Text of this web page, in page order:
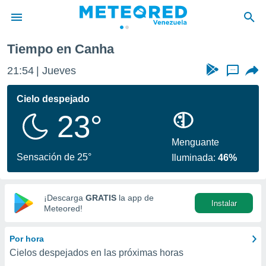
de
ha
calidad.
a este
las
y
digital
basada
Tiempo en Canha
21:54 Jueves ...
Cielo despejado
23°
Sensación de 25°
Menguante
Iluminada:46%
¡Descarga GRATIS la app de
Meteored!
Instalar
Por hora
Cielos despejados en las próximas horas